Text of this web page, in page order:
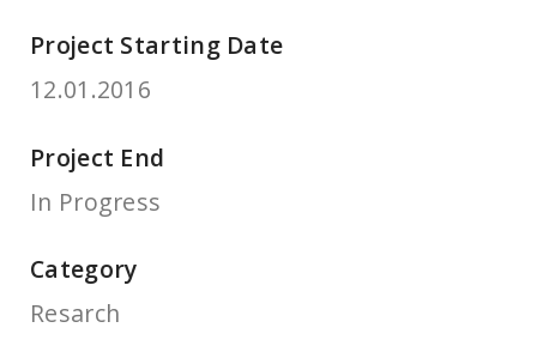
Project Starting Date
12.01.2016
Project End
In Progress
Category
Resarch